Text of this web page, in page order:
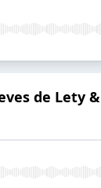
de Lety